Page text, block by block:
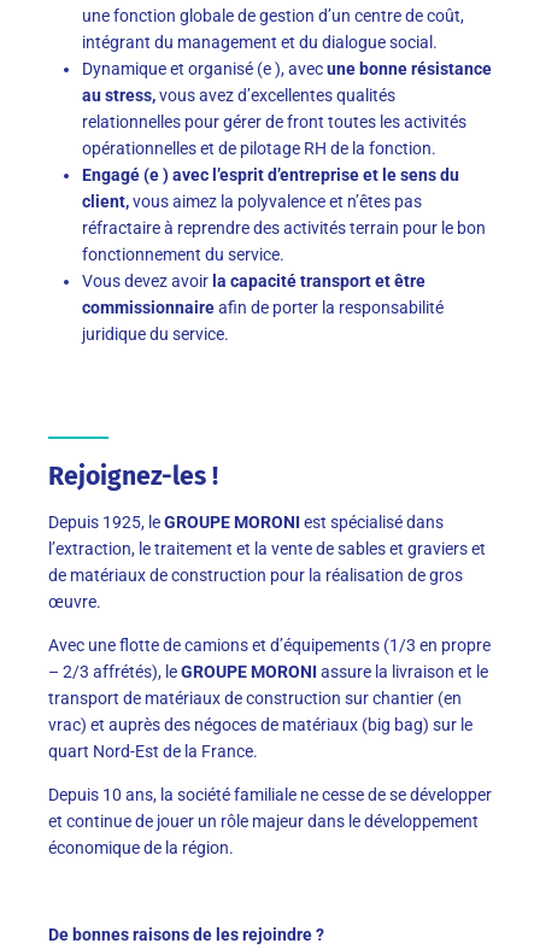
une fonction globale de gestion d’un centre de coût,
intégrant du management et du dialogue social.
Dynamique et organisé (e ), avecune bonne résistance
au stress,vous avez d’excellentes qualités
relationnelles pour gérer de front toutes les activités
opérationnelles et de pilotage RH de la fonction.
Engagé (e ) avec l’esprit d’entreprise et le sens du
client,vous aimez la polyvalence et n’êtes pas
réfractaire à reprendre des activités terrain pour le bon
fonctionnement du service.
Vous devez avoirla capacité transport et être
commissionnaireafin de porter la responsabilité
juridique du service.
Rejoignez-les !
Depuis 1925, leGROUPE MORONI est spécialisé dans
l’extraction, le traitement et la vente de sables et graviers et
de matériaux de construction pour la réalisation de gros
œuvre.
Avec une flotte de camions et d’équipements (1/3 en propre
– 2/3 affrétés), leGROUPE MORONI assure la livraison et le
transport de matériaux de construction sur chantier (en
vrac) et auprès des négoces de matériaux (big bag) sur le
quart Nord-Est de la France.
Depuis 10 ans, la société familiale ne cesse de se développer
et continue de jouer un rôle majeur dans le développement
économique de la région.
De bonnes raisons de les rejoindre ?